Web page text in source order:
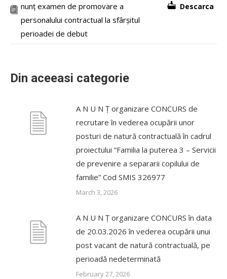
nunț examen de promovare a
personalului contractual la sfârșitul
perioadei de debut
Descarca
Din aceeasi categorie
A N U N Ț organizare CONCURS de
recrutare în vederea ocupării unor
posturi de natură contractuală în cadrul
proiectului “Familia la puterea 3 – Servicii
de prevenire a separarii copilului de
familie” Cod SMIS 326977
March 3, 2026
A N U N Ț organizare CONCURS în data
de 20.03.2026 în vederea ocupării unui
post vacant de natură contractuală, pe
perioadă nedeterminată
February 27, 2026